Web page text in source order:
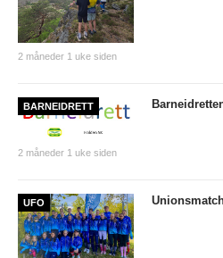
Nyheter
KLUBB
PERSONVERN
INTERNPÅMELDING EVENTOR
2 måneder 1 uke siden
BARNEIDRETT
2 måneder 1 uke siden
UFO